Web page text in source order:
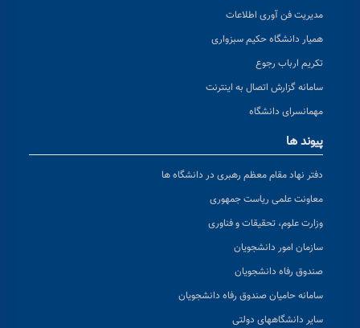
مدیریت فن آوری اطلاعات
همیار دانشگاه حکیم سبزواری
تکریم ارباب رجوع
سامانه گزارش اتصال به اینترنت
مهمانسرای دانشگاه
پیوند ها
دفتر نهاد مقام معظم رهبری در دانشگاه ها
معاونت علمی ریاست جمهوری
وزارت علوم، تحقیقات و فناوری
سازمان امور دانشجویان
صندوق رفاه دانشجویان
سامانه حامیان صندوق رفاه دانشجویان
سایر دانشگاههای دولتی